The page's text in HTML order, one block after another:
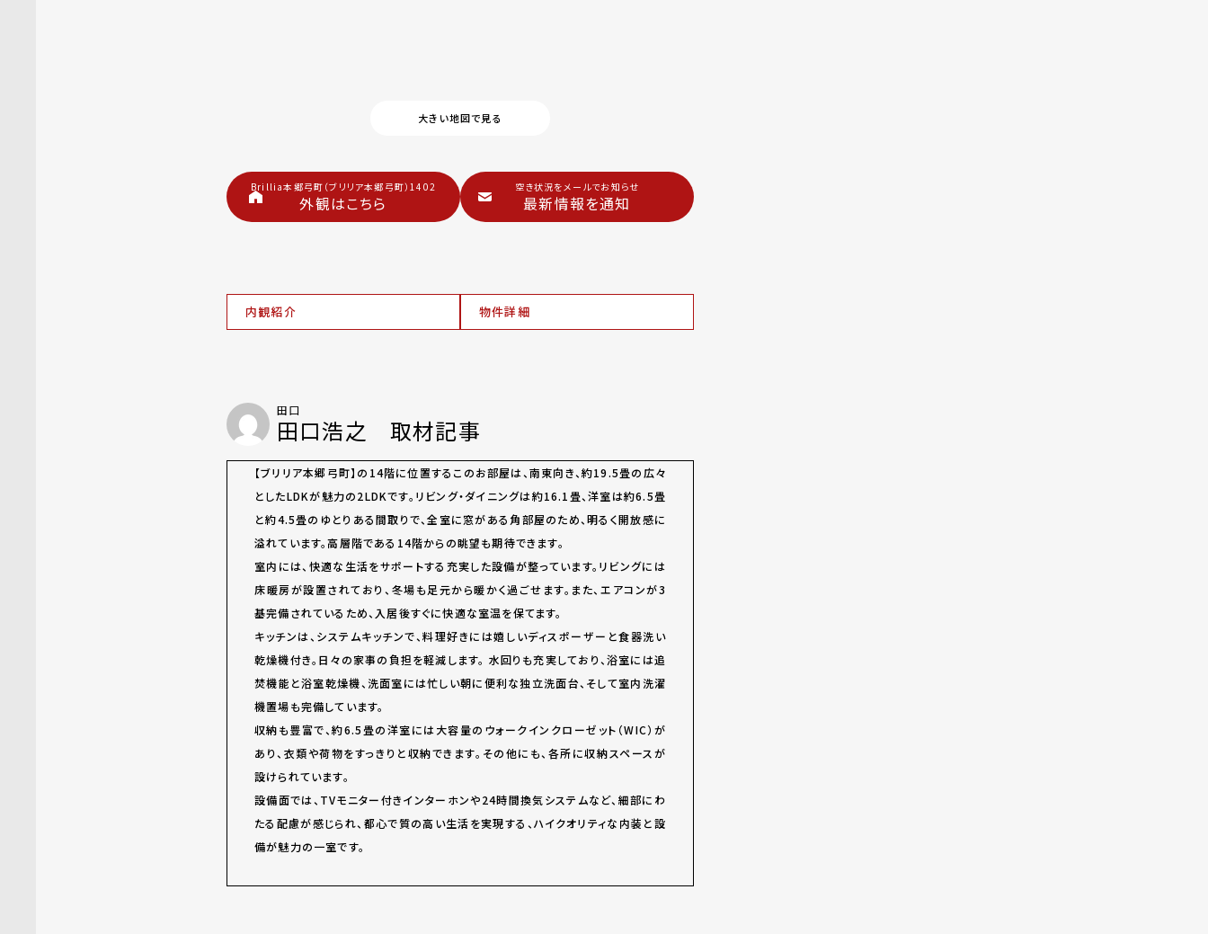
大きい地図で見る
Brillia本郷弓町（ブリリア本郷弓町）1402
外観はこちら
空き状況をメールでお知らせ
最新情報を通知
内観紹介 物件詳細
田口
田口浩之 取材記事
【ブリリア本郷弓町】の14階に位置するこのお部屋は、南東向き、約19.5畳の広々
としたLDKが魅力の2LDKです。リビング・ダイニングは約16.1畳、洋室は約6.5畳
と約4.5畳のゆとりある間取りで、全室に窓がある角部屋のため、明るく開放感に
溢れています。高層階である14階からの眺望も期待できます。
室内には、快適な生活をサポートする充実した設備が整っています。リビングには
床暖房が設置されており、冬場も足元から暖かく過ごせます。また、エアコンが3
基完備されているため、入居後すぐに快適な室温を保てます。
キッチンは、システムキッチンで、料理好きには嬉しいディスポーザーと食器洗い
乾燥機付き。日々の家事の負担を軽減します。 水回りも充実しており、浴室には追
焚機能と浴室乾燥機、洗面室には忙しい朝に便利な独立洗面台、そして室内洗濯
機置場も完備しています。
収納も豊富で、約6.5畳の洋室には大容量のウォークインクローゼット（WIC）が
あり、衣類や荷物をすっきりと収納できます。その他にも、各所に収納スペースが
設けられています。
設備面では、TVモニター付きインターホンや24時間換気システムなど、細部にわ
たる配慮が感じられ、都心で質の高い生活を実現する、ハイクオリティな内装と設
備が魅力の一室です。